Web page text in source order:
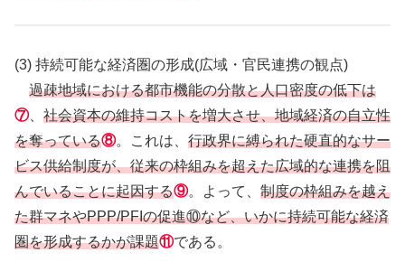
(3) 持続可能な経済圏の形成(広域・官民連携の観点)
過疎地域における都市機能の分散と人口密度の低下は
⑦、 社会資本の維持コストを増大させ、地域経済の自立性
を奪っている⑧。これは、 行政界に縛られた硬直的なサー
ビス供給制度が、従来の枠組みを超えた広域的な連携を阻
んでいることに起因する⑨。よって、 制度の枠組みを越え
た群マネやPPP/PFIの促進⑩など、いかに持続可能な経済
圏を形成するかが課題⑪である。